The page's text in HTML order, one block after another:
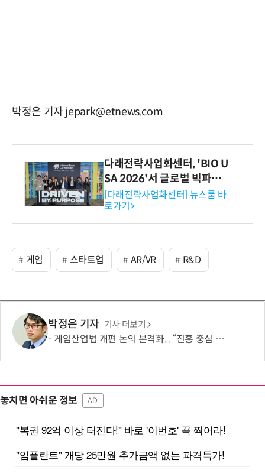
박정은 기자 jepark@etnews.com
다래전략사업화센터, 'BIO U
SA 2026'서 글로벌 빅파마
와의 비즈니스 미팅 지원…K
-바이오 해외 진출 교두보 확
보
[다래전략사업화센터] 뉴스룸 바
로가기>
게임 스타트업 AR/VR R&D
박정은 기자 기사 더보기
게임산업법 개편 논의 본격화... “진흥 중심 전환 속 세부 보완 필요”
놓치면 아쉬운 정보 AD